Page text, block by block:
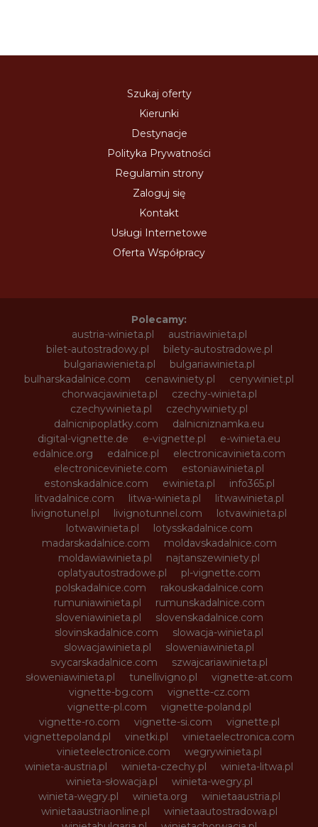
Szukaj oferty
Kierunki
Destynacje
Polityka Prywatności
Regulamin strony
Zaloguj się
Kontakt
Usługi Internetowe
Oferta Współpracy
Polecamy:
austria-winieta.pl
austriawinieta.pl
bilet-autostradowy.pl
bilety-autostradowe.pl
bulgariawienieta.pl
bulgariawinieta.pl
bulharskadalnice.com
cenawiniety.pl
cenywiniet.pl
chorwacjawinieta.pl
czechy-winieta.pl
czechywinieta.pl
czechywiniety.pl
dalnicnipoplatky.com
dalnicniznamka.eu
digital-vignette.de
e-vignette.pl
e-winieta.eu
edalnice.org
edalnice.pl
electronicavinieta.com
electroniceviniete.com
estoniawinieta.pl
estonskadalnice.com
ewinieta.pl
info365.pl
litvadalnice.com
litwa-winieta.pl
litwawinieta.pl
livignotunel.pl
livignotunnel.com
lotvawinieta.pl
lotwawinieta.pl
lotysskadalnice.com
madarskadalnice.com
moldavskadalnice.com
moldawiawinieta.pl
najtanszewiniety.pl
oplatyautostradowe.pl
pl-vignette.com
polskadalnice.com
rakouskadalnice.com
rumuniawinieta.pl
rumunskadalnice.com
sloveniawinieta.pl
slovenskadalnice.com
slovinskadalnice.com
slowacja-winieta.pl
slowacjawinieta.pl
sloweniawinieta.pl
svycarskadalnice.com
szwajcariawinieta.pl
słoweniawinieta.pl
tunellivigno.pl
vignette-at.com
vignette-bg.com
vignette-cz.com
vignette-pl.com
vignette-poland.pl
vignette-ro.com
vignette-si.com
vignette.pl
vignettepoland.pl
vinetki.pl
vinietaelectronica.com
vinieteelectronice.com
wegrywinieta.pl
winieta-austria.pl
winieta-czechy.pl
winieta-litwa.pl
winieta-słowacja.pl
winieta-wegry.pl
winieta-węgry.pl
winieta.org
winietaaustria.pl
winietaaustriaonline.pl
winietaautostradowa.pl